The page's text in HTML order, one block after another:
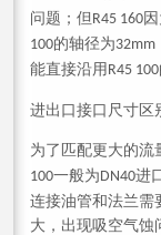
问题；但 R45 160
100的轴径为32mm
能直接沿用 R45 100
进出口接口尺寸区
为了匹配更大的流
100一般为DN40进
连接油管和法兰需
大，出现吸空气蚀